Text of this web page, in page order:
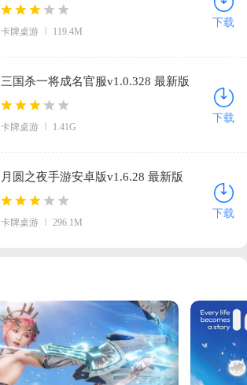
赌)v1.0.6 免费版
卡牌桌游 119.4M
下载
三国杀一将成名官服v1.0.328 最新版
卡牌桌游 1.41G
下载
月圆之夜手游安卓版v1.6.28 最新版
卡牌桌游 296.1M
下载